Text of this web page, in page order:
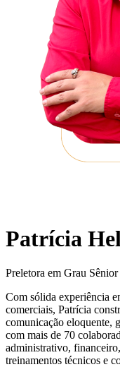
Patrícia
Preletora em Grau Sênior
Com sólida experiência
comerciais, Patrícia
comunicação eloquente,
com mais de 70
administrativo,
treinamentos técnicos e